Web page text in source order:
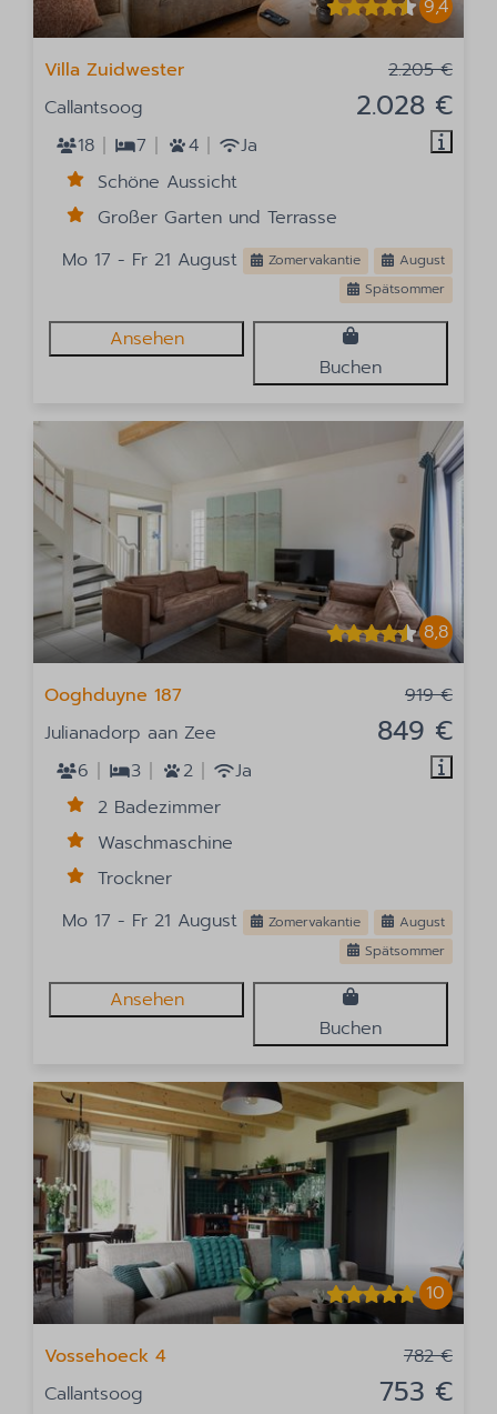
9,4
2.205 €
2.028 €
Villa Zuidwester
Callantsoog
18
7 4
Ja
Schöne Aussicht
Großer Garten und Terrasse
Mo 17 - Fr 21 August
Zomervakantie
August
Spätsommer
Ansehen
Buchen
8,8
919 €
849 €
Ooghduyne 187
Julianadorp aan Zee
6
3 2
Ja
2 Badezimmer
Waschmaschine
Trockner
Mo 17 - Fr 21 August
Zomervakantie
August
Spätsommer
Ansehen
Buchen
10
782 €
753 €
Vossehoeck 4
Callantsoog